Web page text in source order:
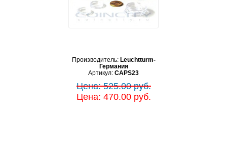
Производитель: Leuchtturm-
Германия
Артикул: CAPS23
Цена: 525.00 руб.
Цена: 470.00 руб.